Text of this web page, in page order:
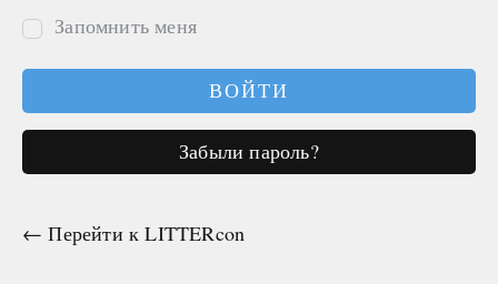
Запомнить меня
Забыли пароль?
← Перейти к LITTERcon